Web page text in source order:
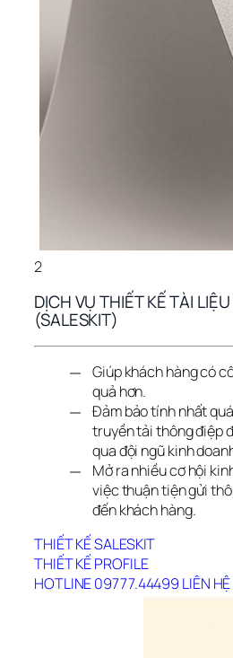
2
DỊCH VỤ THIẾT KẾ TÀI
(SALESKIT)
Giúp khách hàng có
quả hơn.
Đảm bảo tính nhất
truyền tải thông điệp
qua đội ngũ kinh
Mở ra nhiều cơ hội
việc thuận tiện gửi
đến khách hàng.
THIẾT KẾ SALESKIT
THIẾT KẾ PROFILE
HOTLINE 09777.44499 LIÊN